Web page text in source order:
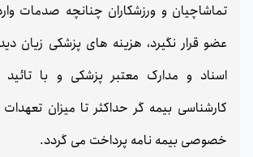
تماشاچیان و ورزشکاران چنانچه صدمات
عضو قرار نگیرد، هزینه های پزشکی زیان
اسناد و مدارک معتبر پزشکی و با
کارشناسی بیمه گر حداکثر تا میزان
خصوصی بیمه نامه پرداخت می گردد.